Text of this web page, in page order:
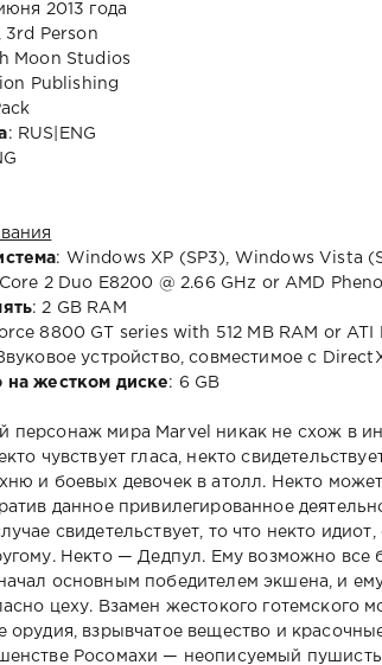
2013 года
3rd Person
Moon Studios
Publishing
: RUS|ENG
: Windows XP (SP3), Windows Vista
2 Duo E8200 @ 2.66 GHz or AMD
: 2 GB RAM
8800 GT series with 512 MB RAM or ATI
устройство, совместимое с
на жестком диске: 6 GB
персонаж мира Marvel никак не схож в
чувствует гласа, некто
и боевых девочек в атолл. Некто
данное привилегированное
свидетельствует, то что некто
Некто — Дедпул. Ему возможно все
основным победителем экшена, и
цеху. Взамен жестокого
орудия, взрывчатое вещество и
Росомахи — неописуемый